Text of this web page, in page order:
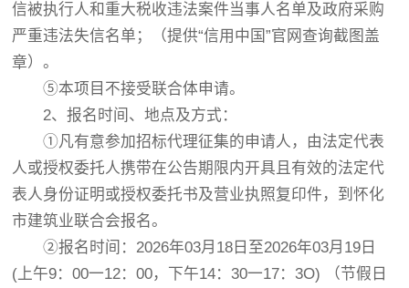
信被执行人和重大税收违法案件当事人名单及政府采购
严重违法失信名单；（提供“信用中国”官网查询截图盖
章）。
⑤本项目不接受联合体申请。
2、报名时间、地点及方式：
①凡有意参加招标代理征集的申请人，由法定代表
人或授权委托人携带在公告期限内开具且有效的法定代
表人身份证明或授权委托书及营业执照复印件，到怀化
市建筑业联合会报名。
②报名时间：2026年03月18日至2026年03月19日
(上午9：00一12：00，下午14：30一17：3O) （节假日